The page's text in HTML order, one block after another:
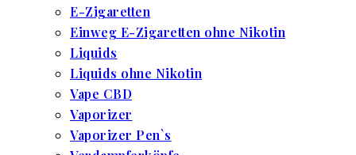
E-Zigaretten
Einweg E-Zigaretten ohne Nikotin
Liquids
Liquids ohne Nikotin
Vape CBD
Vaporizer
Vaporizer Pen`s